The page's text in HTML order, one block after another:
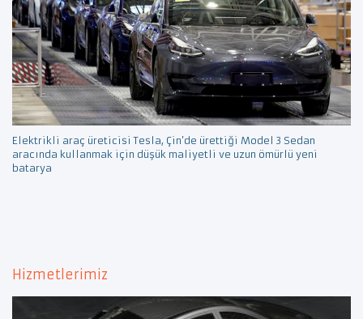
Elektrikli araç üreticisi Tesla, Çin’de ürettiği Model 3 Sedan
aracında kullanmak için düşük maliyetli ve uzun ömürlü yeni
batarya
Hizmetlerimiz